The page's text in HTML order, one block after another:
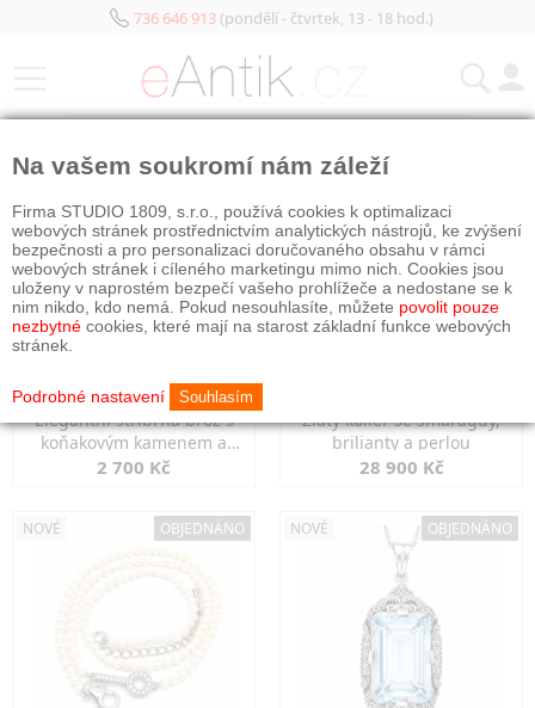
736 646 913(pondělí - čtvrtek, 13 - 18 hod.)
Elegantní stříbrná brož s
koňakovým kamenem a
markazity
2 700 Kč
Zlatý kolier se smaragdy,
brilianty a perlou
28 900 Kč
NOVÉ OBJEDNÁNO NOVÉ OBJEDNÁNO
Na vašem soukromí nám záleží
Firma STUDIO 1809, s.r.o., používá cookies k optimalizaci
webových stránek prostřednictvím analytických nástrojů, ke zvýšení
bezpečnosti a pro personalizaci doručovaného obsahu v rámci
webových stránek i cíleného marketingu mimo nich. Cookies jsou
uloženy v naprostém bezpečí vašeho prohlížeče a nedostane se k
nim nikdo, kdo nemá. Pokud nesouhlasíte, můžete povolit pouze
nezbytné cookies, které mají na starost základní funkce webových
stránek.
Podrobné nastavení Souhlasím